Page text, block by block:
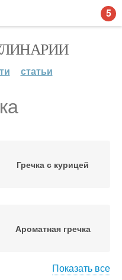
статьи
Гречка с курицей
Ароматная гречка
Показать все
5